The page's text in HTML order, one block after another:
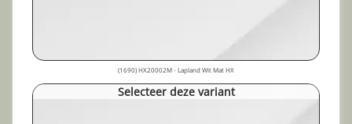
(1690) HX20002M - Lapland Wit Mat HX
Selecteer deze variant